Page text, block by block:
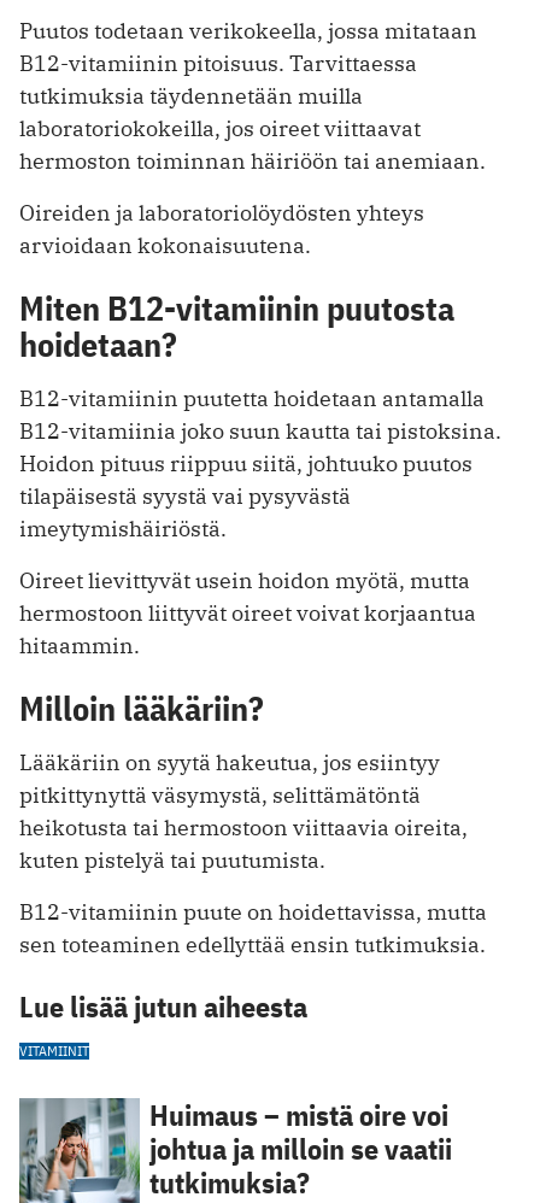
Puutos todetaan verikokeella, jossa mitataan
B12-vitamiinin pitoisuus. Tarvittaessa
tutkimuksia täydennetään muilla
laboratoriokokeilla, jos oireet viittaavat
hermoston toiminnan häiriöön tai anemiaan.
Oireiden ja laboratoriolöydösten yhteys
arvioidaan kokonaisuutena.
Miten B12-vitamiinin puutosta
hoidetaan?
B12-vitamiinin puutetta hoidetaan antamalla
B12-vitamiinia joko suun kautta tai pistoksina.
Hoidon pituus riippuu siitä, johtuuko puutos
tilapäisestä syystä vai pysyvästä
imeytymishäiriöstä.
Oireet lievittyvät usein hoidon myötä, mutta
hermostoon liittyvät oireet voivat korjaantua
hitaammin.
Milloin lääkäriin?
Lääkäriin on syytä hakeutua, jos esiintyy
pitkittynyttä väsymystä, selittämätöntä
heikotusta tai hermostoon viittaavia oireita,
kuten pistelyä tai puutumista.
B12-vitamiinin puute on hoidettavissa, mutta
sen toteaminen edellyttää ensin tutkimuksia.
Lue lisää jutun aiheesta
VITAMIINIT
Huimaus – mistä oire voi
johtua ja milloin se vaatii
tutkimuksia?